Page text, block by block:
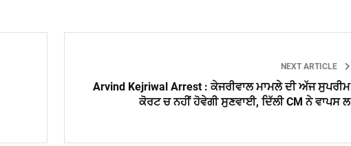
NEXT ARTICLE
Arvind Kejriwal Arrest : ਕੇਜਰੀਵਾਲ ਮਾਮਲੇ ਦੀ ਅੱਜ ਸੁਪਰੀਮ
ਕੋਰਟ ਚ ਨਹੀਂ ਹੋਵੇਗੀ ਸੁਣਵਾਈ, ਦਿੱਲੀ CM ਨੇ ਵਾਪਸ ਲ